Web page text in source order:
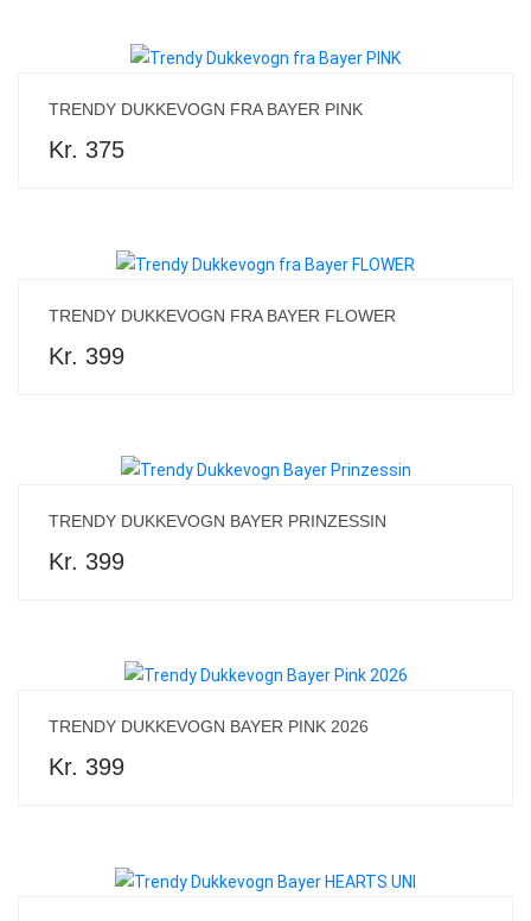
TRENDY DUKKEVOGN FRA BAYER PINK
Kr. 375
TRENDY DUKKEVOGN FRA BAYER FLOWER
Kr. 399
TRENDY DUKKEVOGN BAYER PRINZESSIN
Kr. 399
TRENDY DUKKEVOGN BAYER PINK 2026
Kr. 399